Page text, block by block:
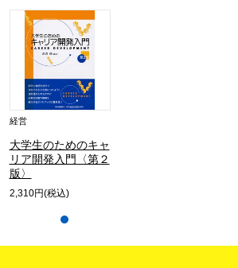
経営
大学生のためのキャ
リア開発入門〈第２
版〉
2,310円(税込)